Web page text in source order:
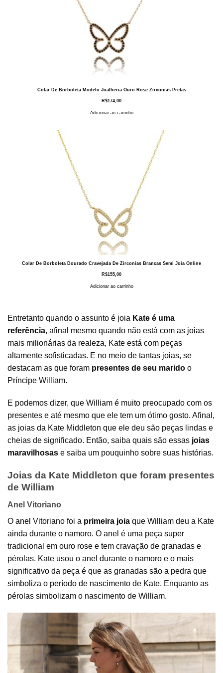
Colar De Borboleta Modelo Joalheria Ouro Rose Zirconias Pretas
R$174,00
Adicionar ao carrinho
Colar De Borboleta Dourado Cravejada De Zirconias Brancas Semi Joia Online
R$155,00
Adicionar ao carrinho
Entretanto quando o assunto é joia Kate é uma
referência, afinal mesmo quando não está com as joias
mais milionárias da realeza, Kate está com peças
altamente sofisticadas. E no meio de tantas joias, se
destacam as que foram presentes de seu marido o
Príncipe William.
E podemos dizer, que William é muito preocupado com os
presentes e até mesmo que ele tem um ótimo gosto. Afinal,
as joias da Kate Middleton que ele deu são peças lindas e
cheias de significado. Então, saiba quais são essas joias
maravilhosas e saiba um pouquinho sobre suas histórias.
Joias da Kate Middleton que foram presentes
de William
Anel Vitoriano
O anel Vitoriano foi a primeira joia que William deu a Kate
ainda durante o namoro. O anel é uma peça super
tradicional em ouro rose e tem cravação de granadas e
pérolas. Kate usou o anel durante o namoro e o mais
significativo da peça é que as granadas são a pedra que
simboliza o período de nascimento de Kate. Enquanto as
pérolas simbolizam o nascimento de William.